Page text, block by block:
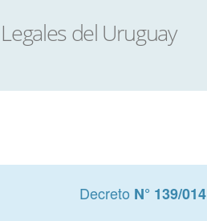
Decreto N° 139/014